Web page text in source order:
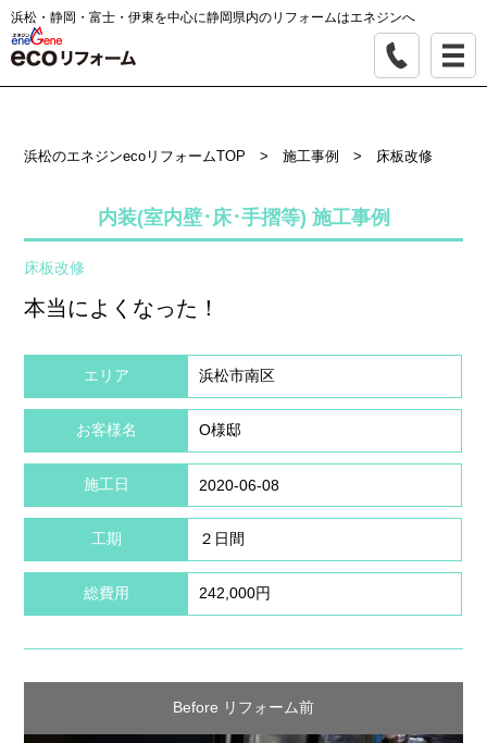
浜松・静岡・富士・伊東を中心に静岡県内のリフォームはエネジンへ
浜松のエネジンecoリフォームTOP >施工事例 > 床板改修
内装(室内壁･床･手摺等) 施工事例
床板改修
本当によくなった！
エリア 浜松市南区
お客様名 O様邸
施工日 2020-06-08
工期 ２日間
総費用 242,000円
Before リフォーム前